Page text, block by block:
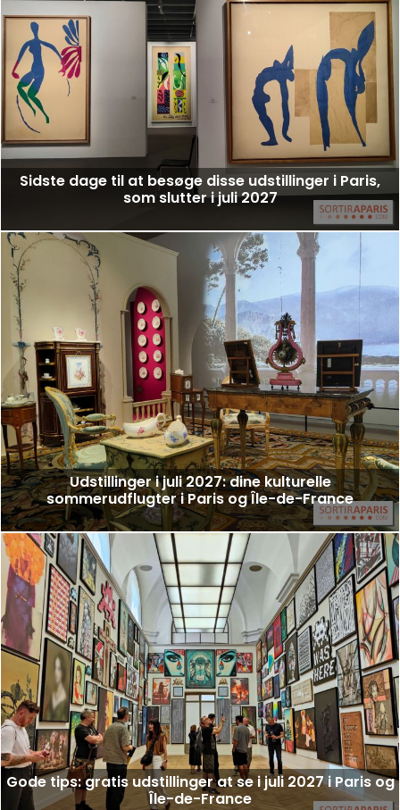
Sidste dage til at besøge disse udstillinger i Paris,
som slutter i juli 2027
Udstillinger i juli 2027: dine kulturelle
sommerudflugter i Paris og Île-de-France
Gode tips: gratis udstillinger at se i juli 2027 i Paris og
Île-de-France